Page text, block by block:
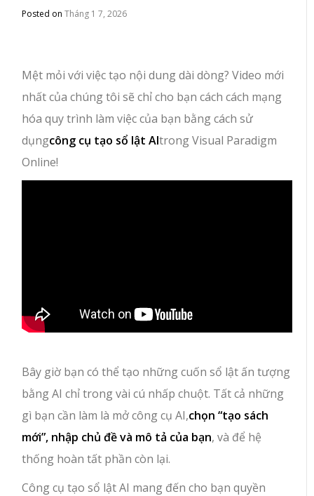
Posted onTháng 1 7, 2026
Mệt mỏi với việc tạo nội dung dài dòng? Video mới
nhất của chúng tôi sẽ chỉ cho bạn cách cách mạng
hóa quy trình làm việc của bạn bằng cách sử
dụngcông cụ tạo sổ lật AItrong Visual Paradigm
Online!
Bây giờ bạn có thể tạo những cuốn sổ lật ấn tượng
bằng AI chỉ trong vài cú nhấp chuột. Tất cả những
gì bạn cần làm là mở công cụ AI,chọn “tạo sách
mới”, nhập chủ đề và mô tả của bạn, và để hệ
thống hoàn tất phần còn lại.
Công cụ tạo sổ lật AI mang đến cho bạn quyền